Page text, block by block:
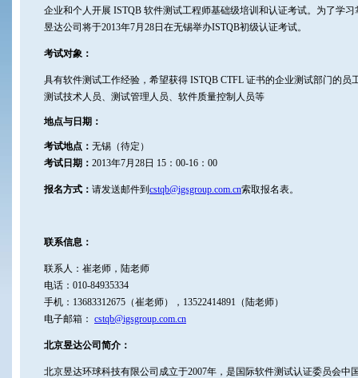
企业和个人开展 ISTQB 软件测试工程师基础级培训和认证考试。为了学
昱达公司将于2013年7月28日在无锡举办ISTQB初级认证考试。
考试对象：
具有软件测试工作经验，希望获得 ISTQB CTFL 证书的企业测试部门的员
测试技术人员、测试管理人员、软件质量控制人员等
地点与日期：
考试地点： 无锡（待定）
考试日期： 2013年7月28日 15：00-16：00
报名方式： 请发送邮件到 cstqb@igsgroup.com.cn索取报名表。
联系信息：
联系人：崔老师，陆老师
电话：010-84935334
手机：13683312675（崔老师），13522414891（陆老师）
电子邮箱： cstqb@igsgroup.com.cn
北京昱达公司简介：
北京昱达环球科技有限公司成立于2007年，是国际软件测试认证委员会中